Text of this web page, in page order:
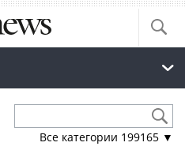
Все категории 199165 ▼